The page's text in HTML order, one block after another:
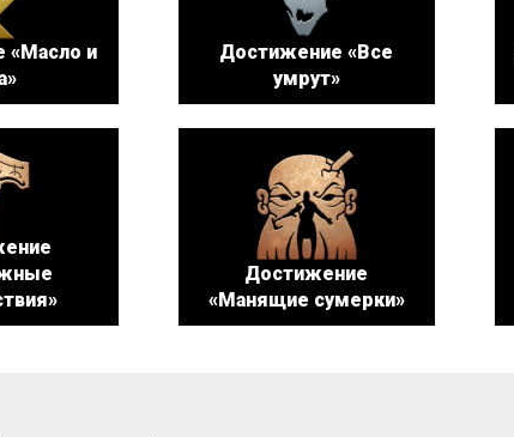
«Масло и
Достижение «Все
умрут»
Достижение
«Манящие сумерки»